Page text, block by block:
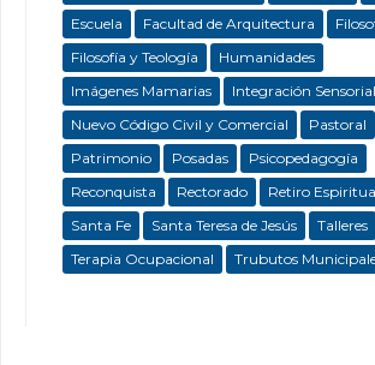
Escuela
Facultad de Arquitectura
Filosofía y Teología
Humanidades
Imágenes Mamarias
Integración Sensorial
Nuevo Código Civil y Comercial
Pastoral
Patrimonio
Posadas
Psicopedagogía
Reconquista
Rectorado
Retiro
Santa Fe
Santa Teresa de Jesús
Talleres
Terapia Ocupacional
Trubutos